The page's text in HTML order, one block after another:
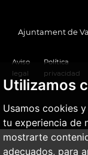
Utilizamos
Usamos cookies
tu experiencia de
mostrarte
adecuados, para
Ajuntament de
Aviso
legal
Política
privacidad